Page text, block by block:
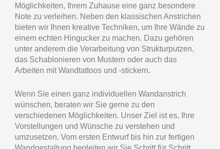
Möglichkeiten, Ihrem Zuhause eine ganz besondere
Note zu verleihen. Neben den klassischen Anstrichen
bieten wir Ihnen kreative Techniken, um Ihre Wände zu
einem echten Hingucker zu machen. Dazu gehören
unter anderem die Verarbeitung von Strukturputzen,
das Schablonieren von Mustern oder auch das
Arbeiten mit Wandtattoos und -stickern.
Wenn Sie einen ganz individuellen Wandanstrich
wünschen, beraten wir Sie gerne zu den
verschiedenen Möglichkeiten. Unser Ziel ist es, Ihre
Vorstellungen und Wünsche zu verstehen und
umzusetzen. Vom ersten Entwurf bis hin zur fertigen